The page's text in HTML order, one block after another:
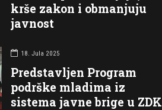
krše zakon i obmanjuju
javnost
18. Jula 2025
Predstavljen Program
podrške mladima iz
sistema javne brige u ZDK